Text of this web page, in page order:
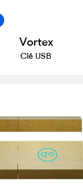
Vortex
Clé USB